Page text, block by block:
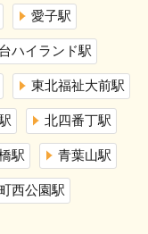
愛子駅
ハイランド駅
東北福祉大前駅
北四番丁駅
駅 青葉山駅
西公園駅